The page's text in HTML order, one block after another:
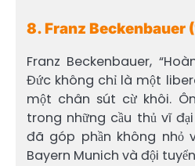
8. Franz Beckenbauer
Franz Beckenbauer,
Đức không chỉ là một
một chân sút cừ khôi.
trong những cầu thủ vĩ
đã góp phần không nhỏ
Bayern Munich và đội